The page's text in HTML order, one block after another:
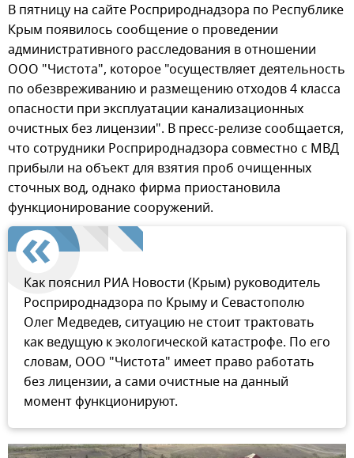
В пятницу на сайте Росприроднадзора по Республике
Крым появилось сообщение о проведении
административного расследования в отношении
ООО "Чистота", которое "осуществляет деятельность
по обезвреживанию и размещению отходов 4 класса
опасности при эксплуатации канализационных
очистных без лицензии". В пресс-релизе сообщается,
что сотрудники Росприроднадзора совместно с МВД
прибыли на объект для взятия проб очищенных
сточных вод, однако фирма приостановила
функционирование сооружений.
Как пояснил РИА Новости (Крым) руководитель
Росприроднадзора по Крыму и Севастополю
Олег Медведев, ситуацию не стоит трактовать
как ведущую к экологической катастрофе. По его
словам, ООО "Чистота" имеет право работать
без лицензии, а сами очистные на данный
момент функционируют.